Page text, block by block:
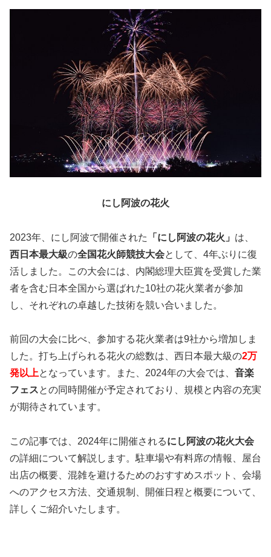
にし阿波の花火
2023年、にし阿波で開催された 「にし阿波の花火」 は、
西日本最大級の全国花火師競技大会として、4年ぶりに復
活しました。この大会には、内閣総理大臣賞を受賞した業
者を含む日本全国から選ばれた10社の花火業者が参加
し、それぞれの卓越した技術を競い合いました。
前回の大会に比べ、参加する花火業者は9社から増加しま
した。打ち上げられる花火の総数は、西日本最大級の2万
発以上となっています。また、2024年の大会では、 音楽
フェスとの同時開催が予定されており、規模と内容の充実
が期待されています。
この記事では、2024年に開催されるにし阿波の花火大会
の詳細について解説します。駐車場や有料席の情報、屋台
出店の概要、混雑を避けるためのおすすめスポット、会場
へのアクセス方法、交通規制、開催日程と概要について、
詳しくご紹介いたします。